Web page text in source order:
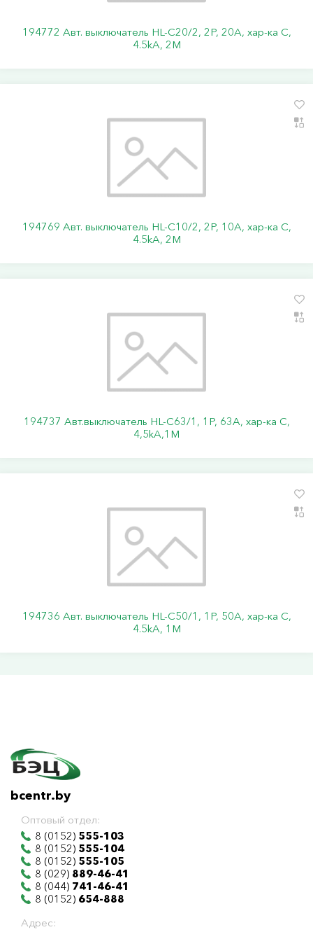
194772 Авт. выключатель HL-C20/2, 2P, 20A, хар-ка C,
4.5kA, 2M
194769 Авт. выключатель HL-C10/2, 2P, 10A, хар-ка C,
4.5kA, 2M
194737 Авт.выключатель HL-C63/1, 1Р, 63А, хар-ка С,
4,5kA,1M
194736 Авт. выключатель HL-C50/1, 1P, 50A, хар-ка C,
4.5kA, 1M
bcentr.by
Оптовый отдел:
8 (0152) 555-103
8 (0152) 555-104
8 (0152) 555-105
8 (029) 889-46-41
8 (044) 741-46-41
8 (0152) 654-888
Адрес: